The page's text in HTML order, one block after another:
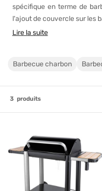
spécifique en terme de
l'ajout de couvercle sur les
Lire la suite
Barbecue charbon
3 produits